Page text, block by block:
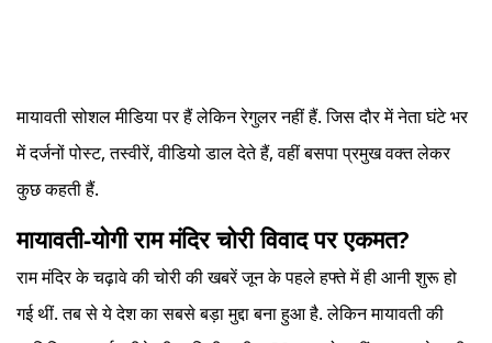
मायावती सोशल मीडिया पर हैं लेकिन रेगुलर नहीं हैं. जिस दौर में नेता घंटे भर
में दर्जनों पोस्ट, तस्वीरें, वीडियो डाल देते हैं, वहीं बसपा प्रमुख वक्त लेकर
कुछ कहती हैं.
मायावती-योगी राम मंदिर चोरी विवाद पर एकमत?
राम मंदिर के चढ़ावे की चोरी की खबरें जून के पहले हफ्ते में ही आनी शुरू हो
गई थीं. तब से ये देश का सबसे बड़ा मुद्दा बना हुआ है. लेकिन मायावती की